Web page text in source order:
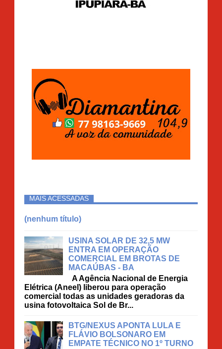
MAIS ACESSADAS
(nenhum título)
USINA SOLAR DE 32,5 MW
ENTRA EM OPERAÇÃO
COMERCIAL EM BROTAS DE
MACAÚBAS - BA
A Agência Nacional de Energia
Elétrica (Aneel) liberou para operação
comercial todas as unidades geradoras da
usina fotovoltaica Sol de Br...
BTG/NEXUS APONTA LULA E
FLÁVIO BOLSONARO EM
EMPATE TÉCNICO NO 1º TURNO